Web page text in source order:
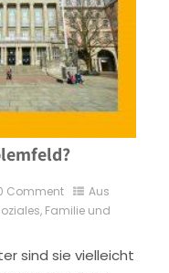
Comment
Aus
Familie und
sind sie vielleicht